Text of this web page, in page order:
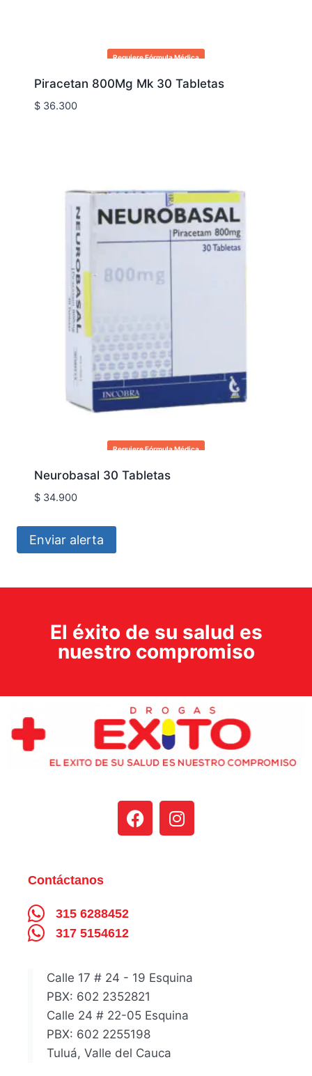
Requiere Fórmula Médica
Piracetan 800Mg Mk 30 Tabletas
$36.300
Requiere Fórmula Médica
Neurobasal 30 Tabletas
$34.900
Enviar alerta
El éxito de su salud es
nuestro compromiso
Contáctanos
315 6288452
317 5154612
Calle 17 # 24 - 19 Esquina
PBX: 602 2352821
Calle 24 # 22-05 Esquina
PBX: 602 2255198
Tuluá, Valle del Cauca